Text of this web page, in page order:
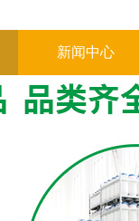
新闻中心